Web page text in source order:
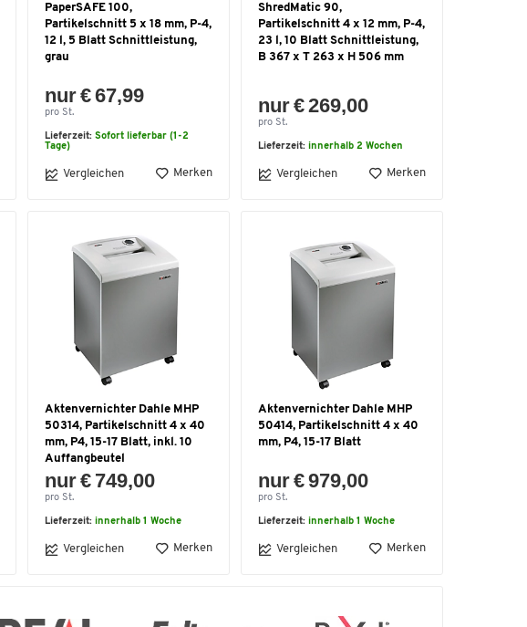
PaperSAFE 100,
Partikelschnitt 5 x 18 mm, P-4,
12 l, 5 Blatt Schnittleistung,
grau
nur € 67,99
pro St.
Lieferzeit: Sofort lieferbar (1-2
Tage)
Vergleichen Merken
ShredMatic 90,
Partikelschnitt 4 x 12 mm, P-4,
23 l, 10 Blatt Schnittleistung,
B 367 x T 263 x H 506 mm
nur € 269,00
pro St.
Lieferzeit: innerhalb 2 Wochen
Vergleichen Merken
Aktenvernichter Dahle MHP
50314, Partikelschnitt 4 x 40
mm, P4, 15-17 Blatt, inkl. 10
Auffangbeutel
nur € 749,00
pro St.
Lieferzeit: innerhalb 1 Woche
Vergleichen Merken
Aktenvernichter Dahle MHP
50414, Partikelschnitt 4 x 40
mm, P4, 15-17 Blatt
nur € 979,00
pro St.
Lieferzeit: innerhalb 1 Woche
Vergleichen Merken